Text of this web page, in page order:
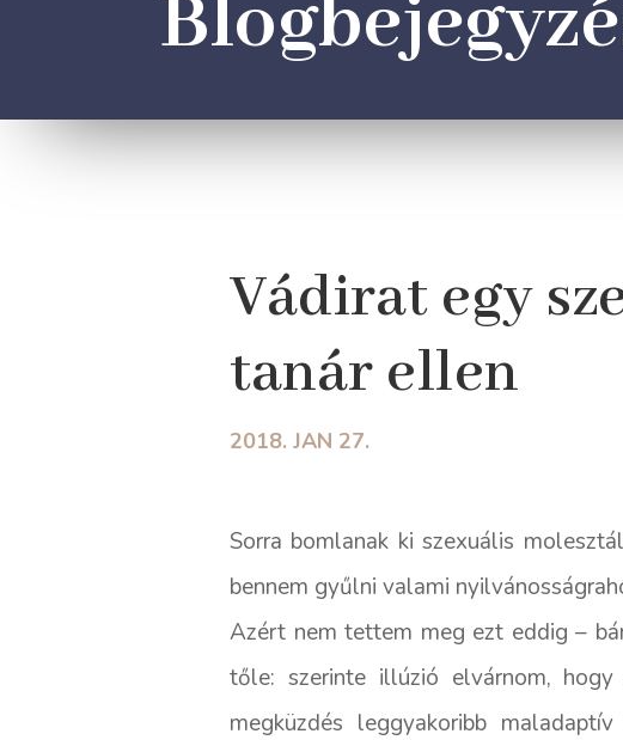
Vádirat egy
tanár ellen
2018. JAN 27.
Sorra bomlanak ki szexuális
bennem gyűlni valami
Azért nem tettem meg ezt eddig –
tőle: szerinte illúzió elvárnom,
megküzdés leggyakoribb